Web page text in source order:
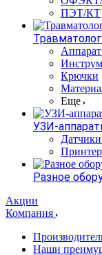
ПЭТ/КТ
Крючки
Еще
УЗИ-
Разное
Акции
Компания
Наши